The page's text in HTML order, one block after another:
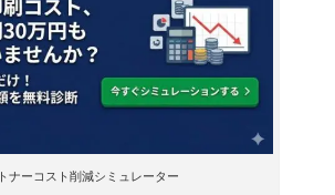
トナーコスト削減シミュレーター